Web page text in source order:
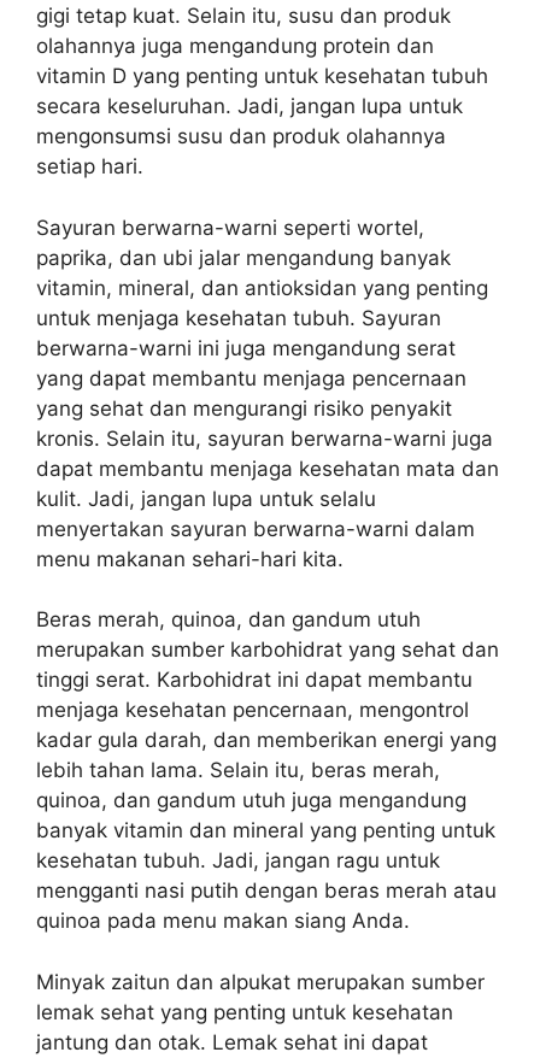
gigi tetap kuat. Selain itu, susu dan produk
olahannya juga mengandung protein dan
vitamin D yang penting untuk kesehatan tubuh
secara keseluruhan. Jadi, jangan lupa untuk
mengonsumsi susu dan produk olahannya
setiap hari.
Sayuran berwarna-warni seperti wortel,
paprika, dan ubi jalar mengandung banyak
vitamin, mineral, dan antioksidan yang penting
untuk menjaga kesehatan tubuh. Sayuran
berwarna-warni ini juga mengandung serat
yang dapat membantu menjaga pencernaan
yang sehat dan mengurangi risiko penyakit
kronis. Selain itu, sayuran berwarna-warni juga
dapat membantu menjaga kesehatan mata dan
kulit. Jadi, jangan lupa untuk selalu
menyertakan sayuran berwarna-warni dalam
menu makanan sehari-hari kita.
Beras merah, quinoa, dan gandum utuh
merupakan sumber karbohidrat yang sehat dan
tinggi serat. Karbohidrat ini dapat membantu
menjaga kesehatan pencernaan, mengontrol
kadar gula darah, dan memberikan energi yang
lebih tahan lama. Selain itu, beras merah,
quinoa, dan gandum utuh juga mengandung
banyak vitamin dan mineral yang penting untuk
kesehatan tubuh. Jadi, jangan ragu untuk
mengganti nasi putih dengan beras merah atau
quinoa pada menu makan siang Anda.
Minyak zaitun dan alpukat merupakan sumber
lemak sehat yang penting untuk kesehatan
jantung dan otak. Lemak sehat ini dapat